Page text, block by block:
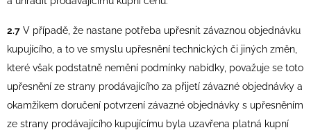
2.7 V případě, že nastane potřeba upřesnit závaznou objednávku
kupujícího, a to ve smyslu upřesnění technických či jiných změn,
které však podstatně nemění podmínky nabídky, považuje se toto
upřesnění ze strany prodávajícího za přijetí závazné objednávky a
okamžikem doručení potvrzení závazné objednávky s upřesněním
ze strany prodávajícího kupujícímu byla uzavřena platná kupní